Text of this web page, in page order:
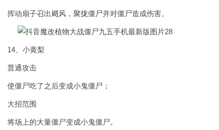
挥动扇子召出飓风，聚拢僵尸并对僵尸造成伤害。
14、小黄梨
普通攻击
使僵尸吃了之后变成小鬼僵尸；
大招范围
将场上的大量僵尸变成小鬼僵尸。